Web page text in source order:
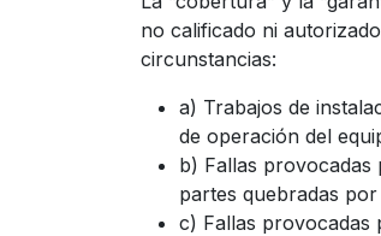
no calificado ni
circunstancias:
a) Trabajos de
de operación del
b) Fallas provocadas
partes quebradas
c) Fallas provocadas